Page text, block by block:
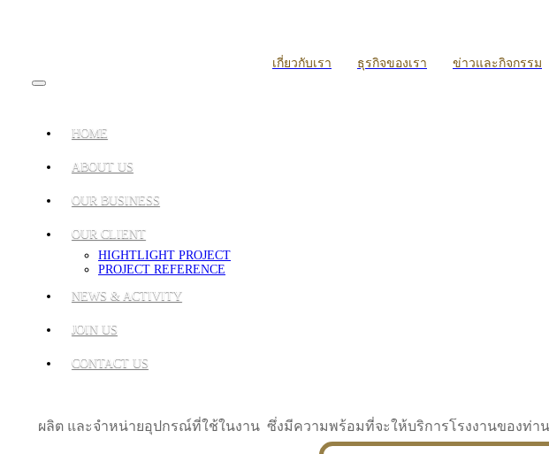
เกี่ยวกับเรา ธุรกิจของเรา ข่าวและกิจกรรม
HOME
ABOUT US
OUR BUSINESS
OUR CLIENT
HIGHTLIGHT PROJECT
PROJECT REFERENCE
NEWS & ACTIVITY
JOIN US
CONTACT US
ผลิต และจำหน่ายอุปกรณ์ที่ใช้ในงาน ซึ่งมีความพร้อมที่จะให้บริการโรงงานของท่า